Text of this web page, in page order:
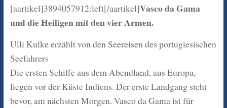
[aartikel]3894057912:left[/aartikel]Vasco da Gama
und die Heiligen mit den vier Armen.
Ulli Kulke erzählt von den Seereisen des portugiesischen
Seefahrers
Die ersten Schiffe aus dem Abendland, aus Europa,
liegen vor der Küste Indiens. Der erste Landgang steht
bevor, am nächsten Morgen. Vasco da Gama ist für